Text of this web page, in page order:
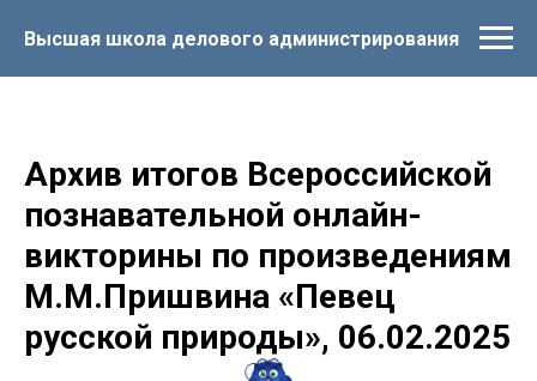
Высшая школа делового администрирования
Архив итогов Всероссийской
познавательной онлайн-
викторины по произведениям
М.М.Пришвина «Певец
русской природы», 06.02.2025